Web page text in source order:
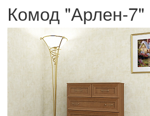
Комод "Арлен-7"